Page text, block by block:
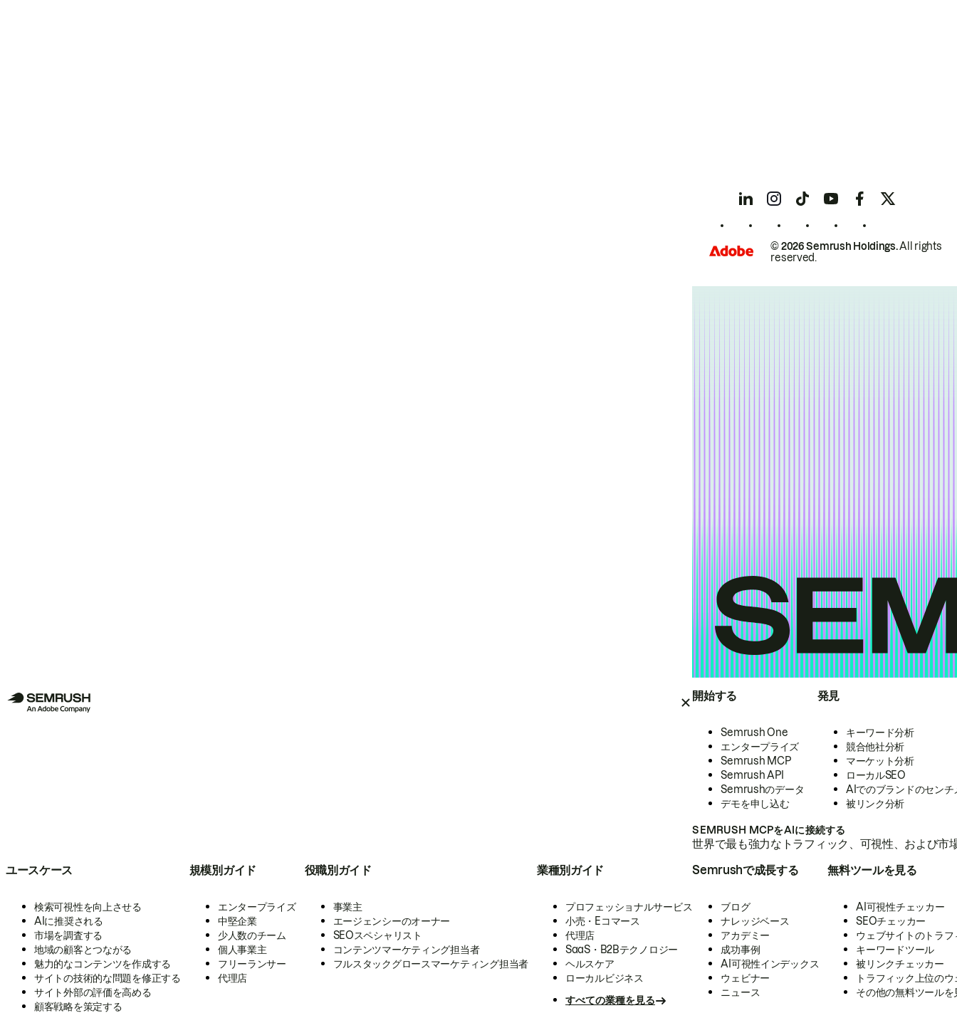
開始する
Semrush One
エンタープライズ
Semrush MCP
Semrush API
Semrushのデータ
デモを申し込む
発見
キーワード分析
競合他社分析
マーケット分析
ローカルSEO
AIでのブランドのセンチ
被リンク分析
SEMRUSH MCPをAIに接続する
世界で最も強力なトラフィック、可視性、および
ユースケース
検索可視性を向上させる
AIに推奨される
市場を調査する
地域の顧客とつながる
魅力的なコンテンツを作成する
サイトの技術的な問題を修正する
サイト外部の評価を高める
顧客戦略を策定する
規模別ガイド
エンタープライズ
中堅企業
少人数のチーム
個人事業主
フリーランサー
代理店
役職別ガイド
事業主
エージェンシーのオーナー
SEOスペシャリスト
コンテンツマーケティング担当者
フルスタックグロースマーケティング担当者
業種別ガイド
プロフェッショナルサービス
小売・Eコマース
代理店
SaaS・B2Bテクノロジー
ヘルスケア
ローカルビジネス
すべての業種を見る
Semrushで成長する
ブログ
ナレッジベース
アカデミー
成功事例
AI可視性インデックス
ウェビナー
ニュース
無料ツールを見る
AI可視性チェッカー
SEOチェッカー
ウェブサイトのトラ
キーワードツール
被リンクチェッカー
トラフィック上位の
その他の無料ツールを
© 2026 Semrush Holdings.All rights
reserved.